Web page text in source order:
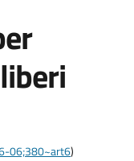
06;380~art6)